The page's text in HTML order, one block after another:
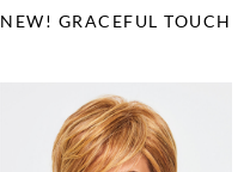
NEW! GRACEFUL TOUCH